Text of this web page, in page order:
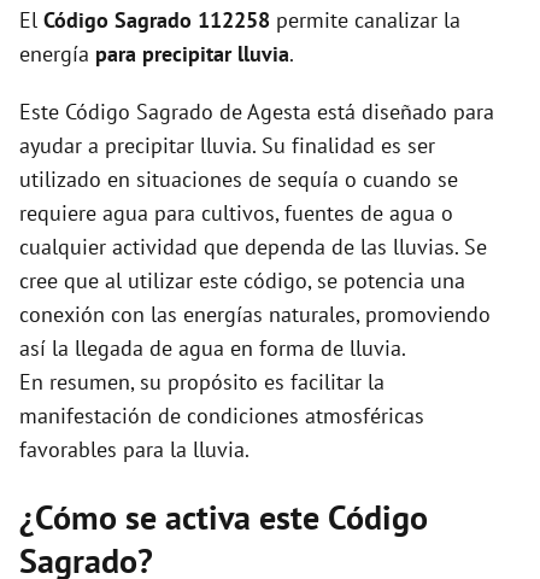
i
e
o
El Código Sagrado 112258 permite canalizar la
energía para precipitar lluvia.
Este Código Sagrado de Agesta está diseñado para
ayudar a precipitar lluvia. Su finalidad es ser
utilizado en situaciones de sequía o cuando se
requiere agua para cultivos, fuentes de agua o
cualquier actividad que dependa de las lluvias. Se
cree que al utilizar este código, se potencia una
conexión con las energías naturales, promoviendo
así la llegada de agua en forma de lluvia.
En resumen, su propósito es facilitar la
manifestación de condiciones atmosféricas
favorables para la lluvia.
¿Cómo se activa este Código
Sagrado?